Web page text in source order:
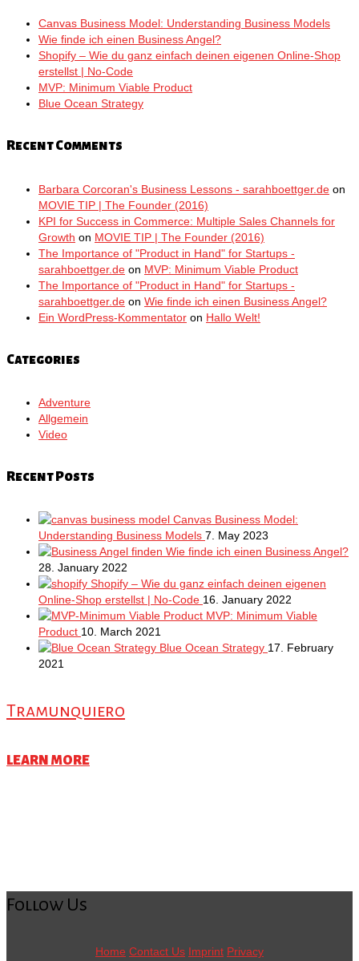
Canvas Business Model: Understanding Business Models
Wie finde ich einen Business Angel?
Shopify – Wie du ganz einfach deinen eigenen Online-Shop
erstellst | No-Code
MVP: Minimum Viable Product
Blue Ocean Strategy
Recent Comments
Barbara Corcoran's Business Lessons - sarahboettger.de on
MOVIE TIP | The Founder (2016)
KPI for Success in Commerce: Multiple Sales Channels for
Growth on MOVIE TIP | The Founder (2016)
The Importance of "Product in Hand" for Startups -
sarahboettger.de on MVP: Minimum Viable Product
The Importance of "Product in Hand" for Startups -
sarahboettger.de on Wie finde ich einen Business Angel?
Ein WordPress-Kommentator on Hallo Welt!
Categories
Adventure
Allgemein
Video
Recent Posts
Canvas Business Model:
Understanding Business Models 7. May 2023
Wie finde ich einen Business Angel?
28. January 2022
Shopify – Wie du ganz einfach deinen eigenen
Online-Shop erstellst | No-Code 16. January 2022
MVP: Minimum Viable
Product 10. March 2021
Blue Ocean Strategy 17. February
2021
Tramunquiero
LEARN MORE
Follow Us
Home Contact Us Imprint Privacy